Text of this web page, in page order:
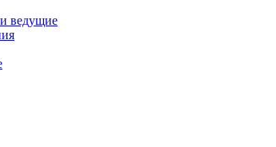
ведущие